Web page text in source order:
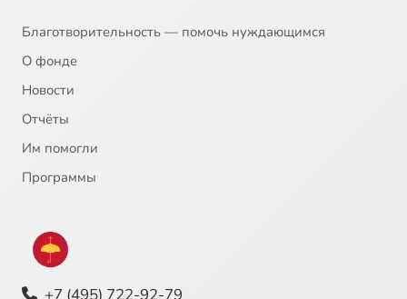
Благотворительность — помочь нуждающимся
О фонде
Новости
Отчёты
Им помогли
Программы